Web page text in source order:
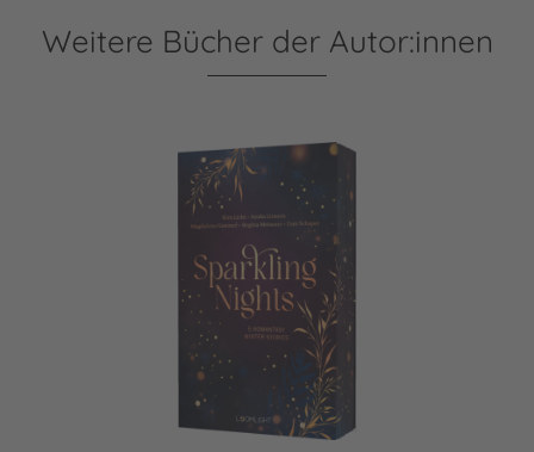
Weitere Bücher der Autor:innen